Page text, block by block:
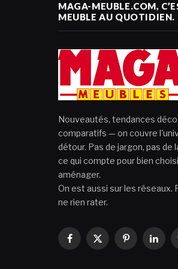
MAGA-MEUBLE.COM,
MEUBLE AU QUOTIDIEN.
Nouveautés, tendances
comparatifs — on couvre
détour. Pas de jargon, pas de
ce qui compte pour bien
aménager.
On est aussi sur les réseaux.
ne rien rater.
Facebook
X
Pinterest